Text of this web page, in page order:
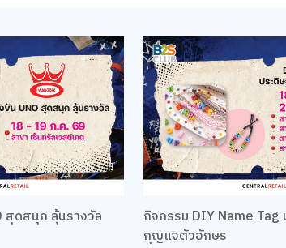
สุดสนุก ลุ้นรางวัล​
กิจกรรม DIY Name Tag ประดิษฐ์พวง
กุญแจตัวอักษร